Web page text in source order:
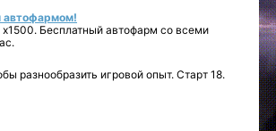
автофармом!
Бесплатный автофарм со всеми
разнообразить игровой опыт. Старт 18.